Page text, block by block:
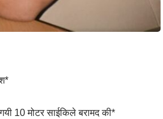
10 मोटर साईकिले बरामद की*